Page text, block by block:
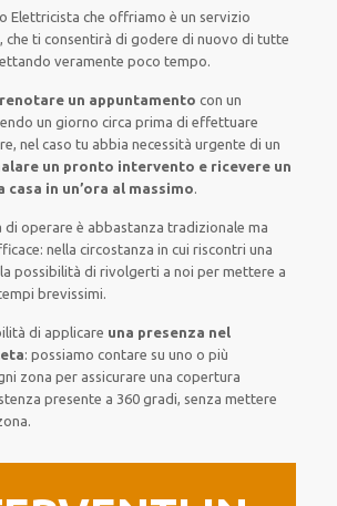
Elettricistache offriamo èun servizio
che ticonsentirà di godere di nuovodi tutte
veramente poco tempo.
un appuntamento con un
un giorno circa prima dieffettuare
nel caso tu abbia necessità urgente di un
un pronto intervento e ricevere un
in un’ora al massimo.
di operare è abbastanza tradizionale ma
: nella circostanza in cuiriscontriuna
la possibilità di rivolgerti a noi permettere a
brevissimi.
di applicare una presenza nel
:possiamo contare su uno o più
zona per assicurare una copertura
presente a 360 gradi, senzamettere
.